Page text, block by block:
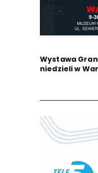
Wystawa
niedzieli w